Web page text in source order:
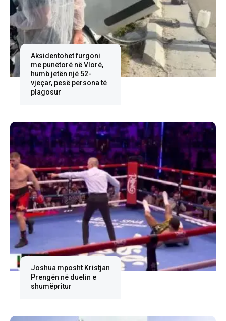
Aksidentohet furgoni
me punëtorë në Vlorë,
humb jetën një 52-
vjeçar, pesë persona të
plagosur
Joshua mposht Kristjan
Prengën në duelin e
shumëpritur